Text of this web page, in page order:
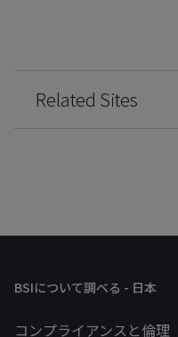
Related Sites
BSIについて調べる - 日本
コンプライアンスと倫理